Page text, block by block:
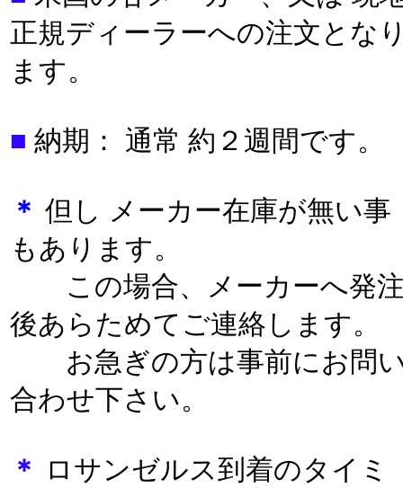
正規ディーラーへの注文とな
ます。
■ 納期： 通常 約２週間です。
＊ 但し メーカー在庫が無い事
もあります。
この場合、メーカーへ発
後あらためてご連絡します。
お急ぎの方は事前にお問
合わせ下さい。
＊ ロサンゼルス到着のタイミ